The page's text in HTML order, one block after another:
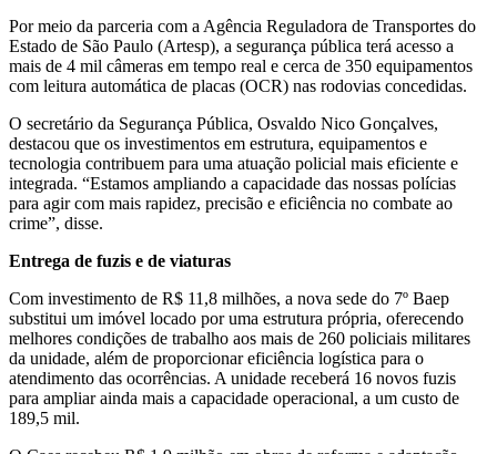
Por meio da parceria com a Agência Reguladora de Transportes do
Estado de São Paulo (Artesp), a segurança pública terá acesso a
mais de 4 mil câmeras em tempo real e cerca de 350 equipamentos
com leitura automática de placas (OCR) nas rodovias concedidas.
O secretário da Segurança Pública, Osvaldo Nico Gonçalves,
destacou que os investimentos em estrutura, equipamentos e
tecnologia contribuem para uma atuação policial mais eficiente e
integrada. “Estamos ampliando a capacidade das nossas polícias
para agir com mais rapidez, precisão e eficiência no combate ao
crime”, disse.
Entrega de fuzis e de viaturas
Com investimento de R$ 11,8 milhões, a nova sede do 7º Baep
substitui um imóvel locado por uma estrutura própria, oferecendo
melhores condições de trabalho aos mais de 260 policiais militares
da unidade, além de proporcionar eficiência logística para o
atendimento das ocorrências. A unidade receberá 16 novos fuzis
para ampliar ainda mais a capacidade operacional, a um custo de
189,5 mil.